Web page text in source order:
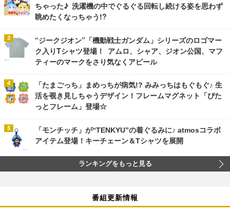
ちゃった♪ 洗濯機の中でぐるぐる回転し続ける姿を思わず
眺めたくなっちゃう!?
“ジークジオン”「機動戦士ガンダム」シリーズのロゴマー
ク入りTシャツ登場！ アムロ、シャア、ジオン公国、マフ
ティーのマークをさり気なくアピール
「たまごっち」まめっちが病気!? みみっちはもぐもぐ♪ 生
活を覗き見しちゃうデザイン！フレームマグネット「ぴた
っとフレーム」登場☆
「モンチッチ」が“TENKYU”の着ぐるみに♪ atmosコラボ
アイテム登場！キーチェーン＆Tシャツを展開
ランキングをもっと見る
番組更新情報